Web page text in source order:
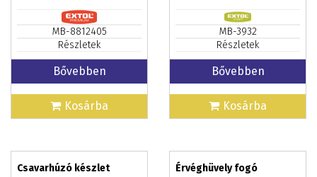
MB-8812405
Részletek
Bővebben
Kosárba
MB-3932
Részletek
Bővebben
Kosárba
Csavarhúzó készlet
Érvéghüvely fogó